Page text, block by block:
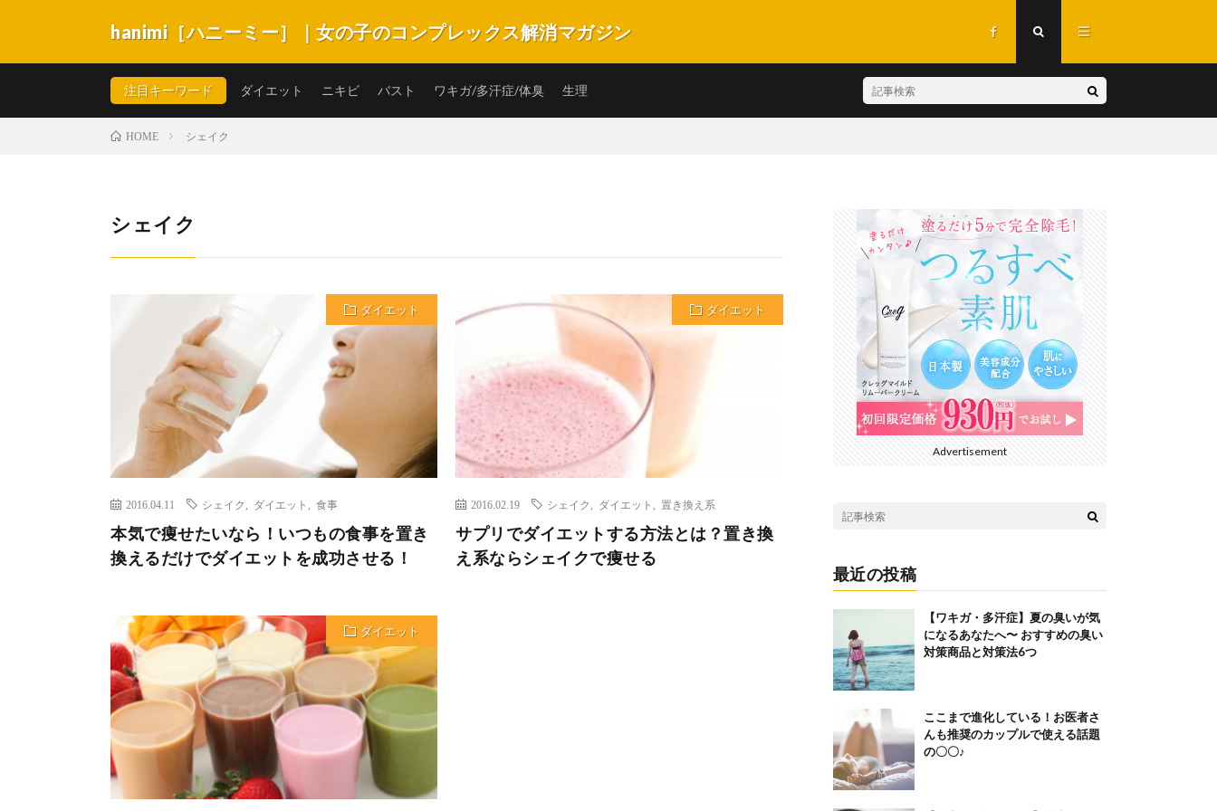
hanimi［ハニーミー］｜女の子のコンプレックス解消マガジン
キビ・スキンケア・体系・生理など悩みがいっぱい。女の子の毎日を楽しく笑顔で過ごすことができるような情報サイトです。
注目キーワード ダイエット ニキビ バスト ワキガ/多汗症/体臭 生理
HOME シェイク
シェイク
ダイエット
2016.04.11 シェイク ダイエット 食事
本気で痩せたいなら！いつもの食事を置き
換えるだけでダイエットを成功させる！
ダイエット
2016.02.19 シェイク ダイエット ,置き換え系
サプリでダイエットする方法とは？置き換
え系ならシェイクで痩せる
ダイエット
Advertisement
最近の投稿
【ワキガ・多汗症】夏の臭いが気
になるあなたへ〜 おすすめの臭い
対策商品と対策法6つ
ここまで進化している！お医者さ
んも推奨のカップルで使える話題
の〇〇♪